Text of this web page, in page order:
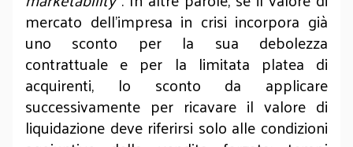
mercato dell’impresa in crisi incorpora già
uno sconto per la sua debolezza
contrattuale e per la limitata platea di
acquirenti, lo sconto da applicare
successivamente per ricavare il valore di
liquidazione deve riferirsi solo alle condizioni